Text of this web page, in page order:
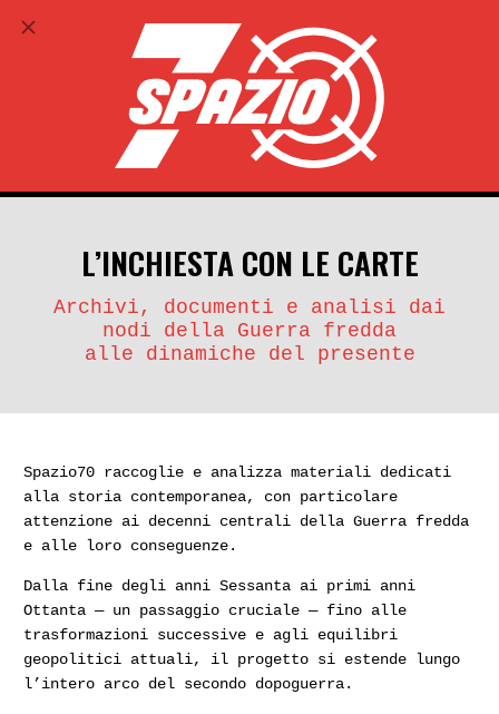
ABBONATI
search account_circle
L’INCHIESTA CON LE CARTE
Archivi, documenti e analisi dai
nodi della Guerra fredda
alle dinamiche del presente
Spazio70 raccoglie e analizza materiali dedicati
alla storia contemporanea, con particolare
attenzione ai decenni centrali della Guerra fredda
e alle loro conseguenze.
Dalla fine degli anni Sessanta ai primi anni
Ottanta — un passaggio cruciale — fino alle
trasformazioni successive e agli equilibri
geopolitici attuali, il progetto si estende lungo
l’intero arco del secondo dopoguerra.